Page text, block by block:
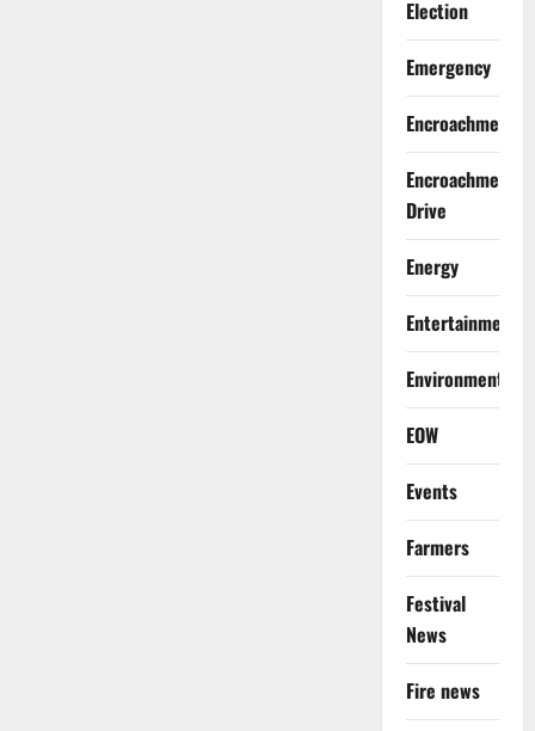
Election
Emergency
Encroachment
Encroachment
Drive
Energy
Entertainment
Environment
EOW
Events
Farmers
Festival
News
Fire news